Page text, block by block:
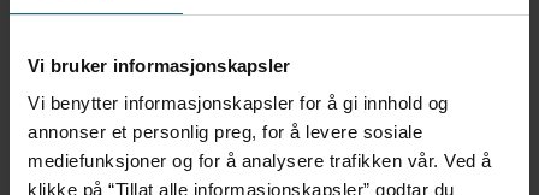
Vi bruker informasjonskapsler
Vi benytter informasjonskapsler for å gi innhold og
annonser et personlig preg, for å levere sosiale
mediefunksjoner og for å analysere trafikken vår. Ved å
klikke på “Tillat alle informasjonskapsler” godtar du
Nordmenn vil ha hardere
prioritering i helsetjenesten